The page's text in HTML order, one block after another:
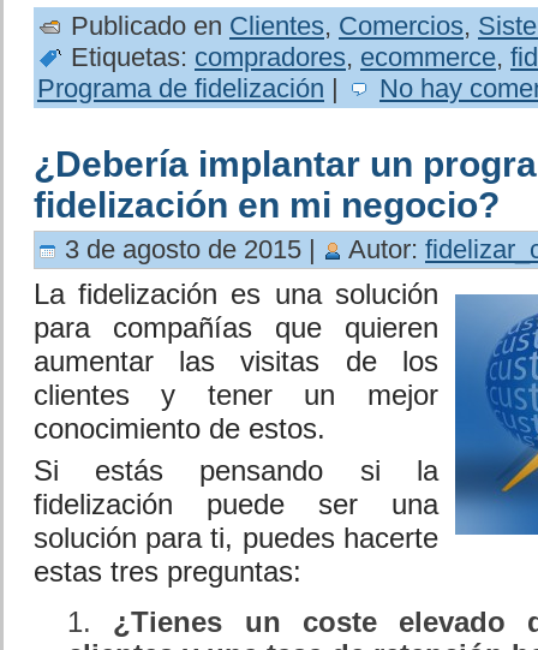
Publicado en Clientes, Comercios,
Etiquetas: compradores, ecommerce,
Programa de fidelización
No hay
¿Debería implantar un
fidelización en mi negocio?
3 de agosto de 2015 | Autor:
La fidelización es una solución
para compañías que quieren
aumentar las visitas de los
clientes y tener un mejor
conocimiento de estos.
Si estás pensando si la
fidelización puede ser una
solución para ti, puedes hacerte
estas tres preguntas:
¿Tienes un coste elevado